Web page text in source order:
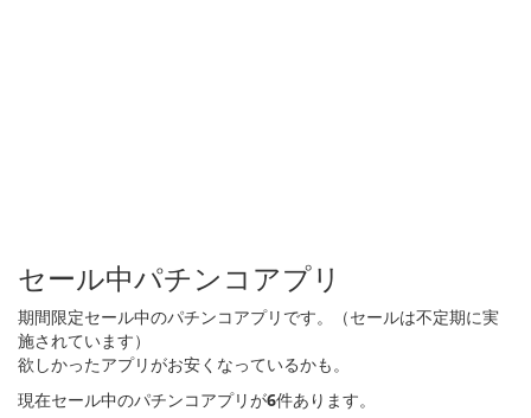
セール中パチンコアプリ
期間限定セール中のパチンコアプリです。（セールは不定期に実
施されています）
欲しかったアプリがお安くなっているかも。
現在セール中のパチンコアプリが6件あります。